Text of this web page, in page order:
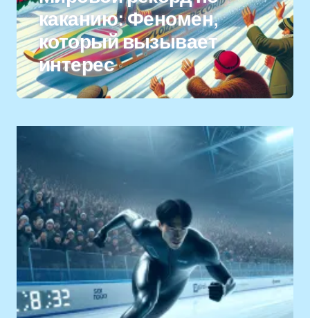
каканию: Феномен,
который вызывает
интерес